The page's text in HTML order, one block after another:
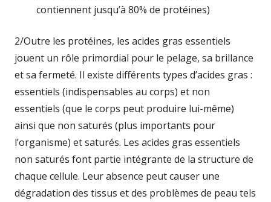
contiennent jusqu’à 80% de protéines)
2/Outre les protéines, les acides gras essentiels
jouent un rôle primordial pour le pelage, sa brillance
et sa fermeté. Il existe différents types d’acides gras :
essentiels (indispensables au corps) et non
essentiels (que le corps peut produire lui-même)
ainsi que non saturés (plus importants pour
l’organisme) et saturés. Les acides gras essentiels
non saturés font partie intégrante de la structure de
chaque cellule. Leur absence peut causer une
dégradation des tissus et des problèmes de peau tels